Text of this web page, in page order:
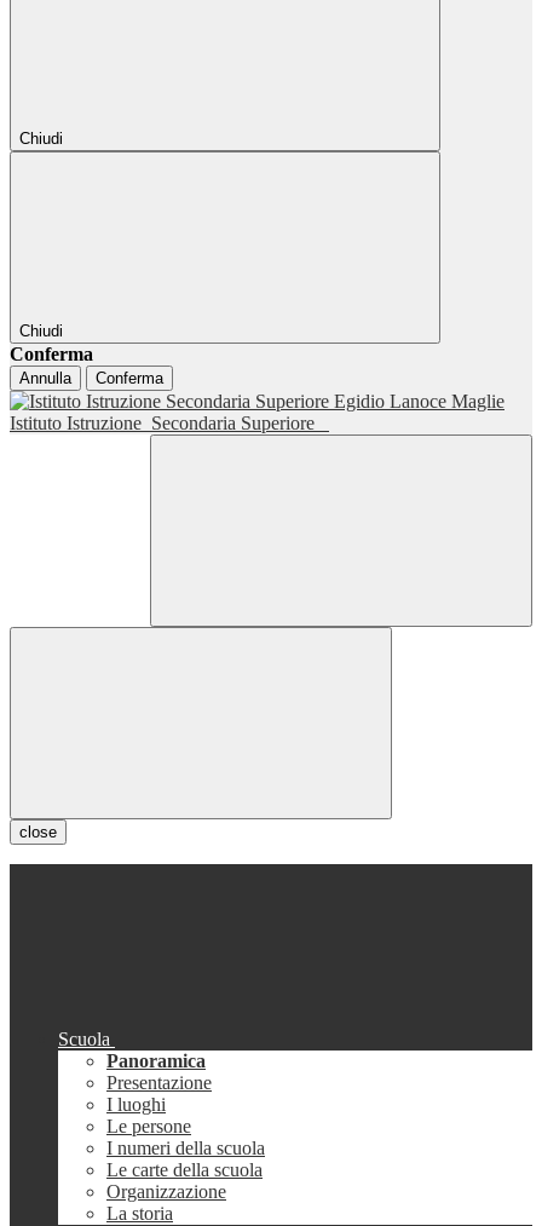
Chiudi
Chiudi
Conferma
Annulla Conferma
Istituto Istruzione Secondaria Superiore
close
Scuola
Panoramica
Presentazione
I luoghi
Le persone
I numeri della scuola
Le carte della scuola
Organizzazione
La storia